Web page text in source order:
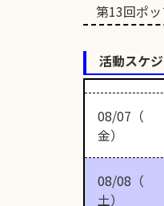
第13回ポ
活動スケ
08/07（
金）
08/08（
土）